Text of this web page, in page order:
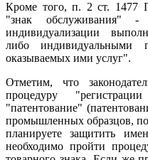
Кроме того, п. 2 ст. 1477
"знак обслуживания" -
индивидуализации
либо индивидуальными
оказываемых ими услуг".
Отметим, что
процедуру
"патентование"
промышленных образцов,
планируете защитить
необходимо пройти